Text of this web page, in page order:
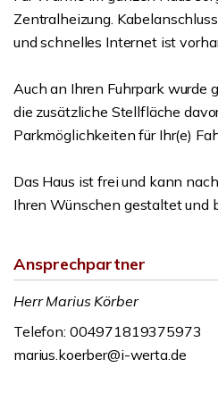
Zentralheizung.
und schnelles Internet ist
Auch an Ihren Fuhrpark wurde
die zusätzliche Stellfläche
Parkmöglichkeiten für Ihr(e)
Das Haus ist frei und kann
Ihren Wünschen gestaltet und
Ansprechpartner
Herr Marius Körber
Telefon: 004971819375973
marius.koerber@i-werta.de